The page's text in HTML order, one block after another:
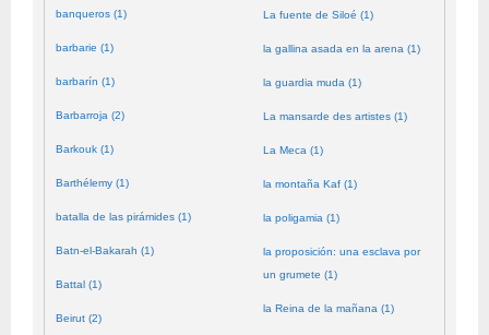
banqueros (1)
barbarie (1)
barbarín (1)
Barbarroja (2)
Barkouk (1)
Barthélemy (1)
batalla de las pirámides (1)
Batn-el-Bakarah (1)
Battal (1)
Beirut (2)
La fuente de Siloé (1)
la gallina asada en la arena (1)
la guardia muda (1)
La mansarde des artistes (1)
La Meca (1)
la montaña Kaf (1)
la poligamia (1)
la proposición: una esclava por
un grumete (1)
la Reina de la mañana (1)